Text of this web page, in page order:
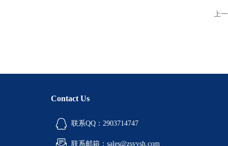
上
Contact Us
联系QQ：2903714747
联系邮箱：sales@zsyysh.com